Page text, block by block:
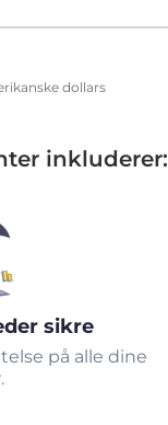
dollars
inkluderer:
sikre
på alle dine